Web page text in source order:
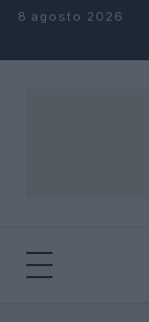
Saltar al contenido
8 agosto 2026